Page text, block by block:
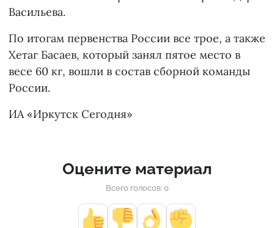
Васильева.
По итогам первенства России все трое, а также
Хетаг Басаев, который занял пятое место в
весе 60 кг, вошли в состав сборной команды
России.
ИА «Иркутск Сегодня»
Оцените материал
Всего голосов: 0